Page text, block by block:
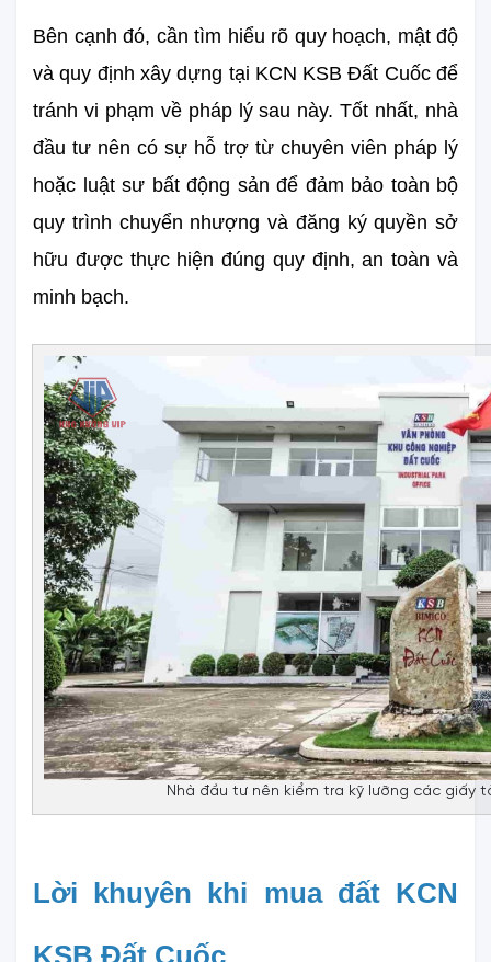
Bên cạnh đó, cần tìm hiểu rõ quy hoạch, mật độ
và quy định xây dựng tại KCN KSB Đất Cuốc để
tránh vi phạm về pháp lý sau này. Tốt nhất, nhà
đầu tư nên có sự hỗ trợ từ chuyên viên pháp lý
hoặc luật sư bất động sản để đảm bảo toàn bộ
quy trình chuyển nhượng và đăng ký quyền sở
hữu được thực hiện đúng quy định, an toàn và
minh bạch.
Nhà đầu tư nên kiểm tra kỹ lưỡng các giấy
Lời khuyên khi mua đất KCN
KSB Đất Cuốc